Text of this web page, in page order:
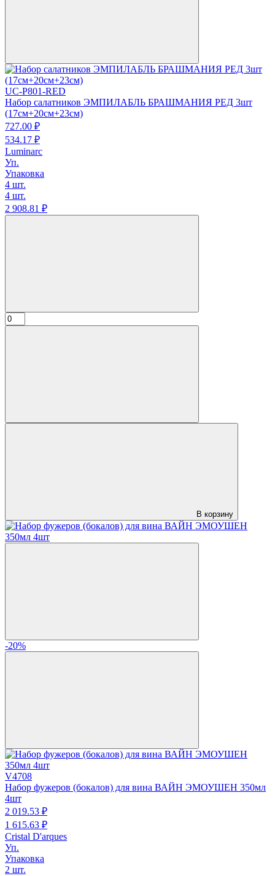
UC-P801-RED
Набор салатников ЭМПИЛАБЛЬ БРАШМАНИЯ РЕД 3шт
(17см+20см+23см)
727.00 ₽
534.17 ₽
Luminarc
Уп.
Упаковка
4 шт.
4 шт.
2 908.81 ₽
В корзину
-20%
V4708
Набор фужеров (бокалов) для вина ВАЙН ЭМОУШЕН 350мл
4шт
2 019.53 ₽
1 615.63 ₽
Cristal D'arques
Уп.
Упаковка
2 шт.